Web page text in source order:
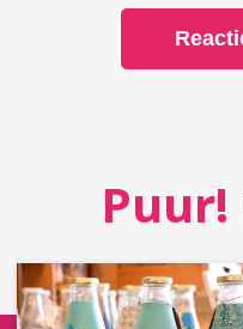
Puur!